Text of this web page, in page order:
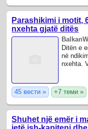
Parashikimi i motit,
nxehta gjatë ditës
Ditën e
në
nxehta.
45 вести » +7 теми »
Shuhet një emër i